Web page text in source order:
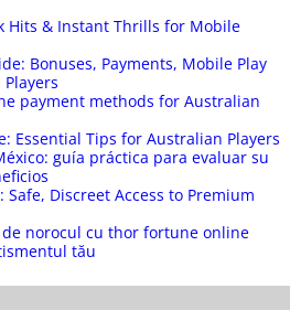
Hits & Instant Thrills for Mobile
Bonuses, Payments, Mobile Play
payment methods for Australian
Essential Tips for Australian Players
guía práctica para evaluar su
Safe, Discreet Access to Premium
norocul cu thor fortune online
tău